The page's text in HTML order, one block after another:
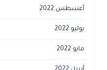
أغسطس 2022
يوليو 2022
مايو 2022